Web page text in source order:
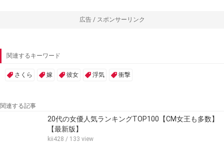
広告 / スポンサーリンク
関連するキーワード
さくら 嫁 彼女 浮気 衝撃
関連する記事
20代の女優人気ランキングTOP100【CM女王も多数】
【最新版】
kii428 / 133 view